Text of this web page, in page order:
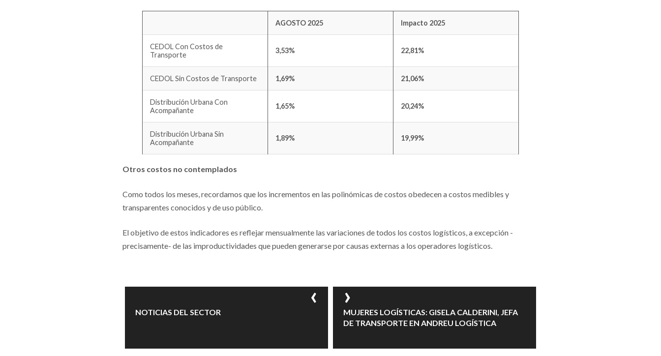
AGOSTO 2025 Impacto 2025
CEDOL Con Costos de
Transporte
3,53% 22,81%
CEDOL Sin Costos de Transporte 1,69% 21,06%
Distribución Urbana Con
Acompañante
1,65% 20,24%
Distribución Urbana Sin
Acompañante
1,89% 19,99%
Otros costos no contemplados
Como todos los meses, recordamos que los incrementos en las polinómicas de costos obedecen a costos medibles y
transparentes conocidos y de uso público.
El objetivo de estos indicadores es reflejar mensualmente las variaciones de todos los costos logísticos, a excepción -
precisamente- de las improductividades que pueden generarse por causas externas a los operadores logísticos.
NOTICIAS DEL SECTOR
MUJERES LOGÍSTICAS: GISELA CALDERINI, JEFA
DE TRANSPORTE EN ANDREU LOGÍSTICA